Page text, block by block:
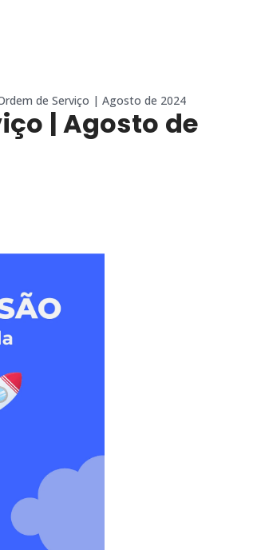
de Serviço | Agosto de 2024
| Agosto de